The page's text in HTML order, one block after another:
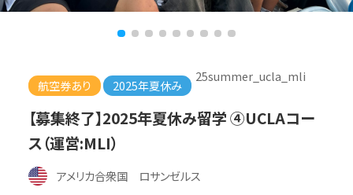
航空券あり 2025年夏休み
【募集終了】2025年夏休み留学 ④UCLAコー
ス（運営:MLI）
アメリカ合衆国 ロサンゼルス
25summer_ucla_mli